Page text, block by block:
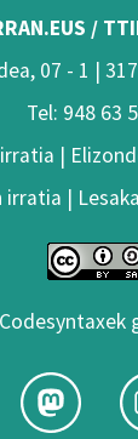
/
07 - 1 |
Tel: 948 63
|
irratia |
Codesyntaxek